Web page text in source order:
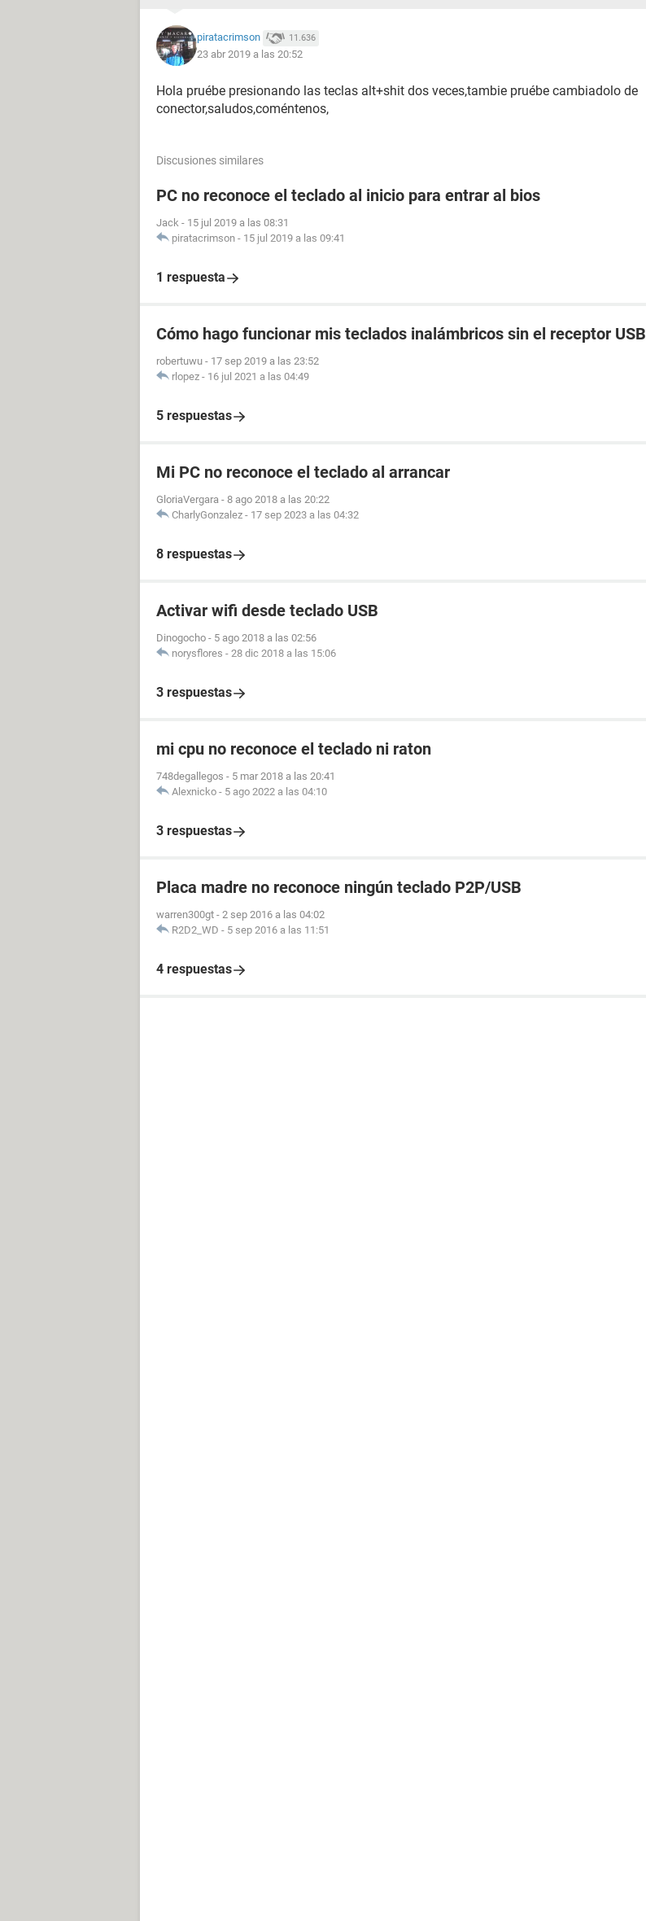
piratacrimson 11.636
23 abr 2019 a las 20:52
Hola pruébe presionando las teclas alt+shit dos veces,tambie pruébe cambiadolo de
conector,saludos,coméntenos,
Discusiones similares
PC no reconoce el teclado al inicio para entrar al bios
Jack - 15 jul 2019 a las 08:31
piratacrimson - 15 jul 2019 a las 09:41
1 respuesta
Cómo hago funcionar mis teclados inalámbricos sin el receptor USB
robertuwu - 17 sep 2019 a las 23:52
rlopez - 16 jul 2021 a las 04:49
5 respuestas
Mi PC no reconoce el teclado al arrancar
GloriaVergara - 8 ago 2018 a las 20:22
CharlyGonzalez - 17 sep 2023 a las 04:32
8 respuestas
Activar wifi desde teclado USB
Dinogocho - 5 ago 2018 a las 02:56
norysflores - 28 dic 2018 a las 15:06
3 respuestas
mi cpu no reconoce el teclado ni raton
748degallegos - 5 mar 2018 a las 20:41
Alexnicko - 5 ago 2022 a las 04:10
3 respuestas
Placa madre no reconoce ningún teclado P2P/USB
warren300gt - 2 sep 2016 a las 04:02
R2D2_WD - 5 sep 2016 a las 11:51
4 respuestas